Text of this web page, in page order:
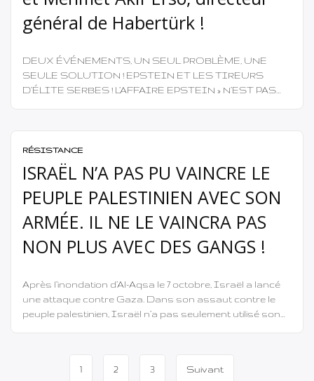
général de Habertürk !
DEUX ÉVÉNEMENTS, UN SEUL PROBLÈME, UNE
SEULE SOLUTION ! EPSTEIN ET LES TIREURS
D’ÉLITE SERBES ! L’AFFAIRE EPSTEIN » N’EST PAS
CLINTON… CE NE SONT PAS DE SIMPLES PERVERS
ISOLÉS LA PERVERSION DU CAPITAL
MONOPOLISTE, […]
RÉSISTANCE
ISRAËL N’A PAS PU VAINCRE LE
PEUPLE PALESTINIEN AVEC SON
ARMÉE. IL NE LE VAINCRA PAS
NON PLUS AVEC DES GANGS !
Après l’inondation d’Al-Aqsa le 7 octobre, Israël a lancé
une attaque contre Gaza. Dans son assaut contre le
peuple palestinien, Israël n’a pas seulement utilisé son
corrompre le peuple palestinien, […]
Navigation
1 2 3 Suivant